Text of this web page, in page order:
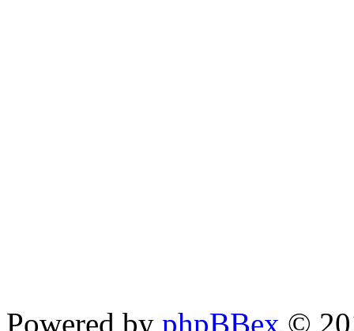
Powered by phpBBex ©